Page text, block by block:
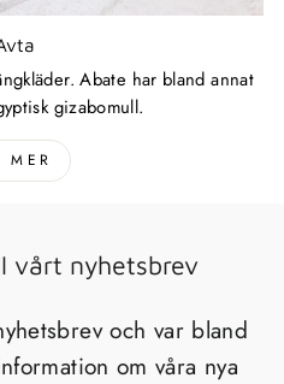
Abate har bland annat
gizabomull.
MER
vårt nyhetsbrev
och var bland
om våra nya